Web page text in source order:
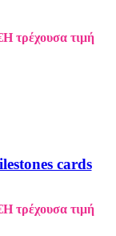
Η τρέχουσα τιμή
cards
Η τρέχουσα τιμή